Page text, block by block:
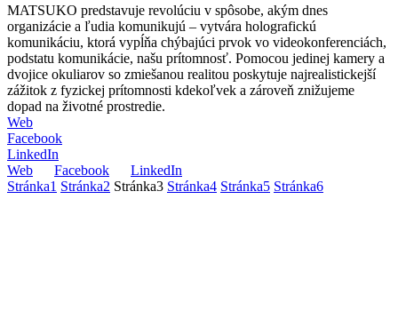
MATSUKO predstavuje revolúciu v spôsobe, akým dnes
organizácie a ľudia komunikujú – vytvára holografickú
komunikáciu, ktorá vypĺňa chýbajúci prvok vo videokonferenciách,
podstatu komunikácie, našu prítomnosť. Pomocou jedinej kamery a
dvojice okuliarov so zmiešanou realitou poskytuje najrealistickejší
zážitok z fyzickej prítomnosti kdekoľvek a zároveň znižujeme
dopad na životné prostredie.
Web
Facebook
LinkedIn
Web
Facebook
LinkedIn
Stránka1 Stránka2 Stránka3 Stránka4 Stránka5 Stránka6